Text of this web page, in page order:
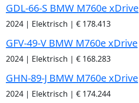
GDL-66-S BMW M760e xDrive
2024 | Elektrisch | € 178.413
GFV-49-V BMW M760e xDrive
2024 | Elektrisch | € 168.283
GHN-89-J BMW M760e xDrive
2024 | Elektrisch | € 174.244